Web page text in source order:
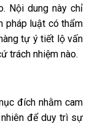
Nội dung này chỉ
pháp luật có thẩm
tự ý tiết lộ vấn
trách nhiệm nào.
đích nhằm cam
để duy trì sự